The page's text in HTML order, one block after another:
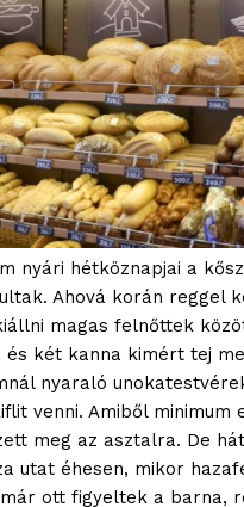
nyári hétköznapjai a
Ahová korán reggel
magas felnőttek
és két kanna kimért tej
nyaraló
venni. Amiből minimum
meg az asztalra. De
utat éhesen, mikor
ott figyeltek a barna,